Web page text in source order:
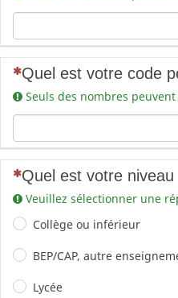
(Cette question est
Quel est votre code
Seuls des nombres
(Cette question est
Quel est votre
Veuillez sélectionner une
Collège ou inférieur
BEP/CAP, autre
Lycée